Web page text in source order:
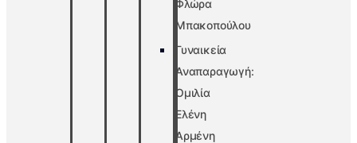
Φλώρα
Μπακοπούλου
Γυναικεία
Αναπαραγωγή:
Ομιλία
Ελένη
Αρμένη